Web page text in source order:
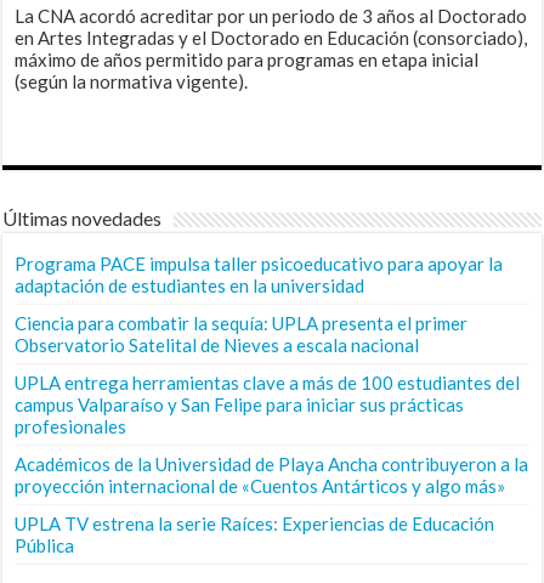
La CNA acordó acreditar por un periodo de 3 años al Doctorado
en Artes Integradas y el Doctorado en Educación (consorciado),
máximo de años permitido para programas en etapa inicial
(según la normativa vigente).
Últimas novedades
Programa PACE impulsa taller psicoeducativo para apoyar la
adaptación de estudiantes en la universidad
Ciencia para combatir la sequía: UPLA presenta el primer
Observatorio Satelital de Nieves a escala nacional
UPLA entrega herramientas clave a más de 100 estudiantes del
campus Valparaíso y San Felipe para iniciar sus prácticas
profesionales
Académicos de la Universidad de Playa Ancha contribuyeron a la
proyección internacional de «Cuentos Antárticos y algo más»
UPLA TV estrena la serie Raíces: Experiencias de Educación
Pública